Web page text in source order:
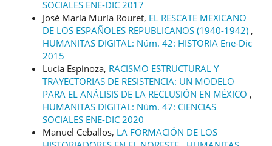
SOCIALES ENE-DIC 2017
José María Muría Rouret, EL RESCATE MEXICANO
DE LOS ESPAÑOLES REPUBLICANOS (1940-1942) ,
HUMANITAS DIGITAL: Núm. 42: HISTORIA Ene-Dic
2015
Lucia Espinoza, RACISMO ESTRUCTURAL Y
TRAYECTORIAS DE RESISTENCIA: UN MODELO
PARA EL ANÁLISIS DE LA RECLUSIÓN EN MÉXICO ,
HUMANITAS DIGITAL: Núm. 47: CIENCIAS
SOCIALES ENE-DIC 2020
Manuel Ceballos, LA FORMACIÓN DE LOS